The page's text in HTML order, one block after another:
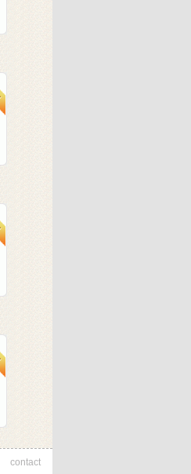
contact